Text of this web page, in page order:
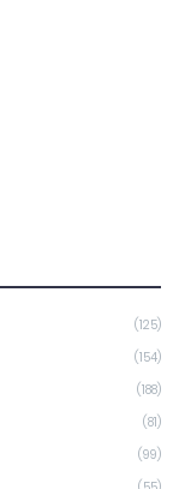
(125)
(154)
(188)
(81)
(99)